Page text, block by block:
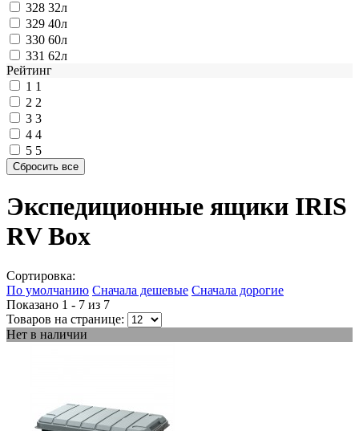
328 32л
329 40л
330 60л
331 62л
Рейтинг
1 1
2 2
3 3
4 4
5 5
Экспедиционные ящики IRIS
RV Box
Сортировка:
По умолчанию Сначала дешевые Сначала дорогие
Показано 1 - 7 из 7
Товаров на странице:
Нет в наличии